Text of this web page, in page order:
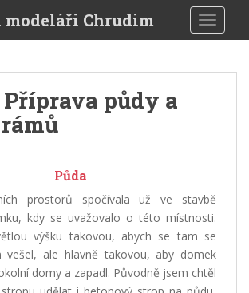
Chrudim
Příprava půdy a
Půda
prostorů spočívala už ve stavbě
kdy se uvažovalo o této místnosti.
výšku takovou, abych se tam se
vešel, ale hlavně takovou, aby domek
domy a zapadl. Původně jsem chtěl